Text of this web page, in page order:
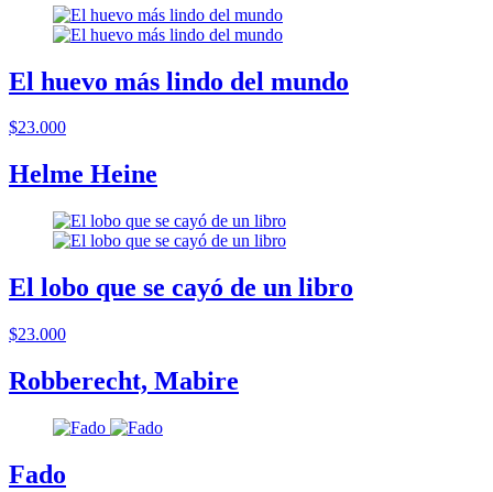
El huevo más lindo del mundo
$23.000
Helme Heine
El lobo que se cayó de un libro
$23.000
Robberecht, Mabire
Fado